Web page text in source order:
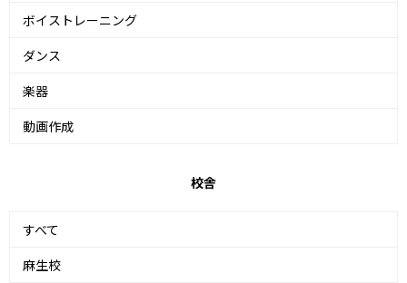
ボイストレーニング
ダンス
楽器
動画作成
校舎
すべて
麻生校